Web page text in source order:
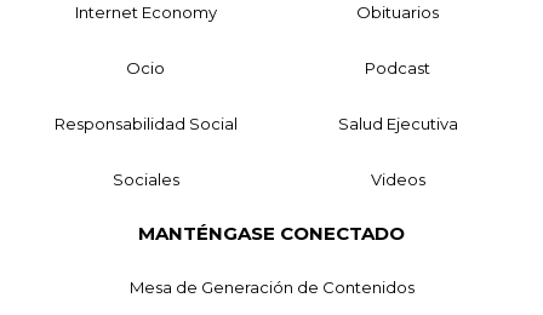
Internet Economy Obituarios
Ocio Podcast
Responsabilidad Social Salud Ejecutiva
Sociales Videos
MANTÉNGASE CONECTADO
Mesa de Generación de Contenidos